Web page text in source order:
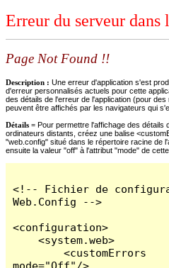
Erreur du serveur
Page Not Found !!
Description : Une erreur d'application s'est
d'erreur personnalisés actuels pour cette
des détails de l'erreur de l'application (pour
peuvent être affichés par les navigateurs qui
Détails = Pour permettre l'affichage des détails
ordinateurs distants, créez une balise
"web.config" situé dans le répertoire racine de
ensuite la valeur "off" à l'attribut "mode" de
<!-- Fichier de
Web.Config -->
<configuration>
    <system.web>
        <customErrors
mode="Off"/>